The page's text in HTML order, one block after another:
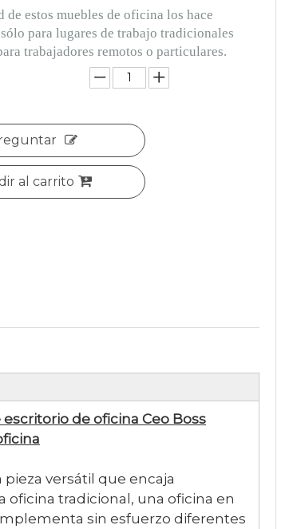
de estos muebles de oficina los hace
para lugares de trabajo tradicionales
trabajadores remotos o particulares.
al carrito
de oficina Ceo Boss
versátil que encaja
oficina tradicional, una oficina en
sin esfuerzo diferentes